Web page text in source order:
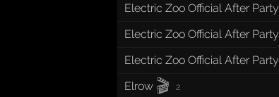
Electric Zoo Official After Party
Electric Zoo Official After Party
Electric Zoo Official After Party
Elrow 🎬 2